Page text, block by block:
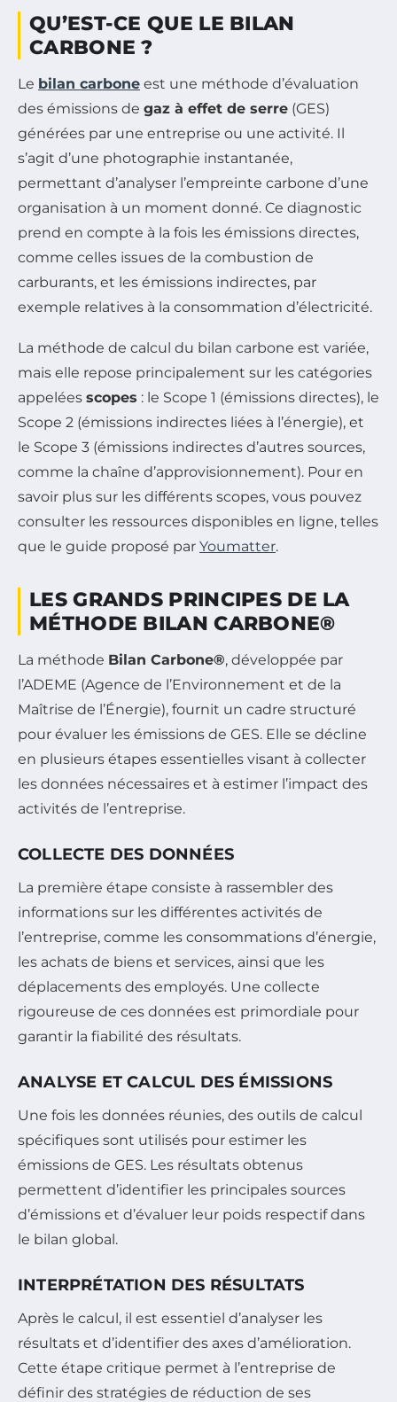
QU’EST-CE QUE LE BILAN
CARBONE ?
Le bilan carbone est une méthode d’évaluation
des émissions de gaz à effet de serre (GES)
générées par une entreprise ou une activité. Il
s’agit d’une photographie instantanée,
permettant d’analyser l’empreinte carbone d’une
organisation à un moment donné. Ce diagnostic
prend en compte à la fois les émissions directes,
comme celles issues de la combustion de
carburants, et les émissions indirectes, par
exemple relatives à la consommation d’électricité.
La méthode de calcul du bilan carbone est variée,
mais elle repose principalement sur les catégories
appelées scopes : le Scope 1 (émissions directes), le
Scope 2 (émissions indirectes liées à l’énergie), et
le Scope 3 (émissions indirectes d’autres sources,
comme la chaîne d’approvisionnement). Pour en
savoir plus sur les différents scopes, vous pouvez
consulter les ressources disponibles en ligne, telles
que le guide proposé par Youmatter.
LES GRANDS PRINCIPES DE LA
MÉTHODE BILAN CARBONE®
La méthode Bilan Carbone®, développée par
l’ADEME (Agence de l’Environnement et de la
Maîtrise de l’Énergie), fournit un cadre structuré
pour évaluer les émissions de GES. Elle se décline
en plusieurs étapes essentielles visant à collecter
les données nécessaires et à estimer l’impact des
activités de l’entreprise.
COLLECTE DES DONNÉES
La première étape consiste à rassembler des
informations sur les différentes activités de
l’entreprise, comme les consommations d’énergie,
les achats de biens et services, ainsi que les
déplacements des employés. Une collecte
rigoureuse de ces données est primordiale pour
garantir la fiabilité des résultats.
ANALYSE ET CALCUL DES ÉMISSIONS
Une fois les données réunies, des outils de calcul
spécifiques sont utilisés pour estimer les
émissions de GES. Les résultats obtenus
permettent d’identifier les principales sources
d’émissions et d’évaluer leur poids respectif dans
le bilan global.
INTERPRÉTATION DES RÉSULTATS
Après le calcul, il est essentiel d’analyser les
résultats et d’identifier des axes d’amélioration.
Cette étape critique permet à l’entreprise de
définir des stratégies de réduction de ses